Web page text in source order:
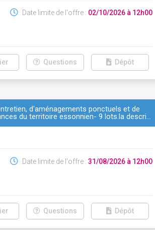
Date limite de l'offre : 02/10/2026 à 12h00
Questions Dépôt
d'aménagements ponctuels et de
du territoire essonnien- 9 lots.la descri…
Date limite de l'offre : 31/08/2026 à 12h00
Questions Dépôt